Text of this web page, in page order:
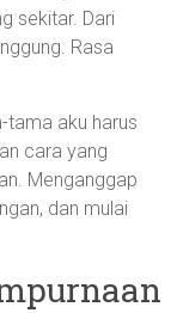
sekitar. Dari
Rasa
tama aku harus
cara yang
Menganggap
dan mulai